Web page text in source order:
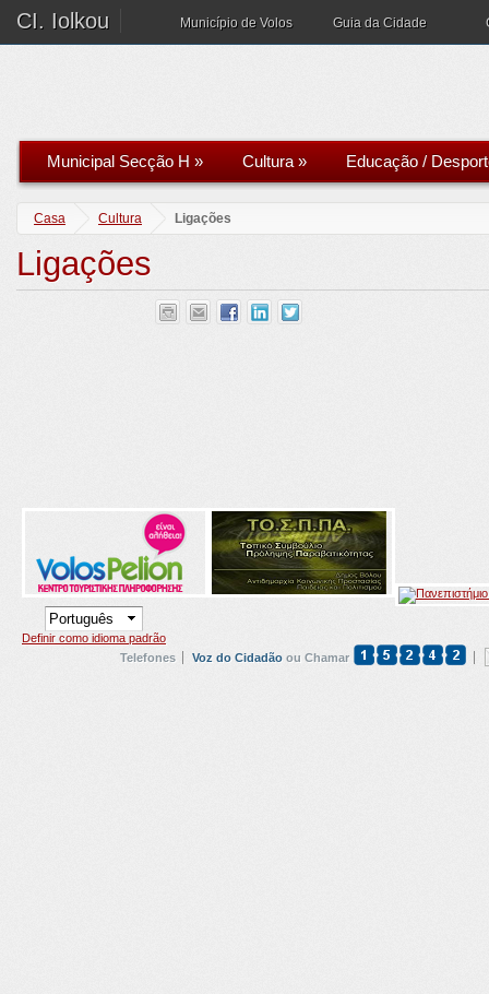
CI. Iolkou Município de Volos Guia da Cidade
Municipal Secção H » Cultura» Educação /
Casa Cultura Ligações
Ligações
Definir como idioma padrão
Telefones
Voz do Cidadão ou Chamar